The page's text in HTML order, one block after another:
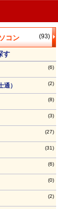
(93)
す
(6)
通） (2)
(8)
(3)
(27)
(31)
(6)
(0)
(2)